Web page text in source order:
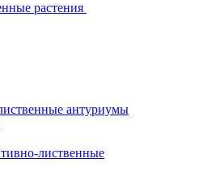
растения
антуриумы
лиственные